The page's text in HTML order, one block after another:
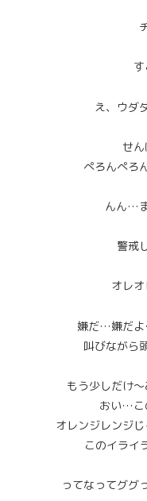
え、ウダ
せ
ぺろんぺろ
んん…
警戒
オレ
嫌だ…嫌だよ
叫びながら
もう少しだけ
おい…
オレンジレンジ
このイライ
ってなってググ